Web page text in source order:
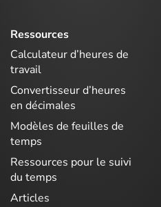
Ressources
Calculateur d’heures de
travail
Convertisseur d’heures
en décimales
Modèles de feuilles de
temps
Ressources pour le suivi
du temps
Articles